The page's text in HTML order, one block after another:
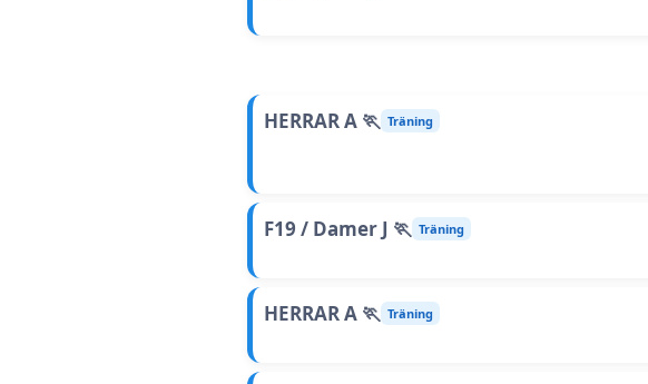
HERRAR A 🏃 Träning
F19 / Damer J 🏃 Träning
HERRAR A 🏃 Träning